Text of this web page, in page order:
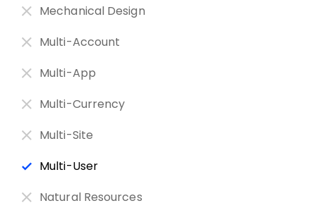
Mechanical Design
Multi-Account
Multi-App
Multi-Currency
Multi-Site
Multi-User
Natural Resources